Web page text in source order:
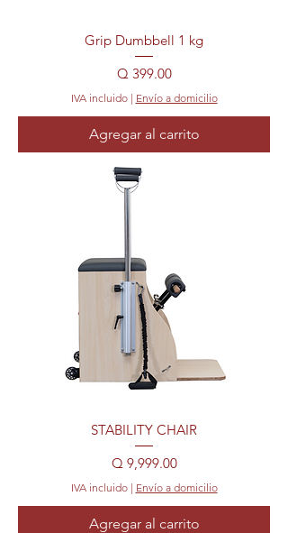
Grip Dumbbell 1 kg
Precio
Q 399.00
IVA incluido| Envío a domicilio
Agregar al carrito
STABILITY CHAIR
Precio
Q 9,999.00
IVA incluido| Envío a domicilio
Agregar al carrito